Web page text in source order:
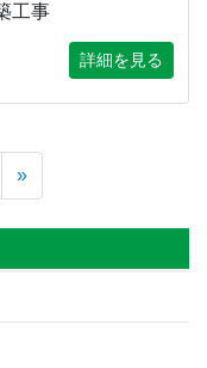
工事
詳細を見る
»